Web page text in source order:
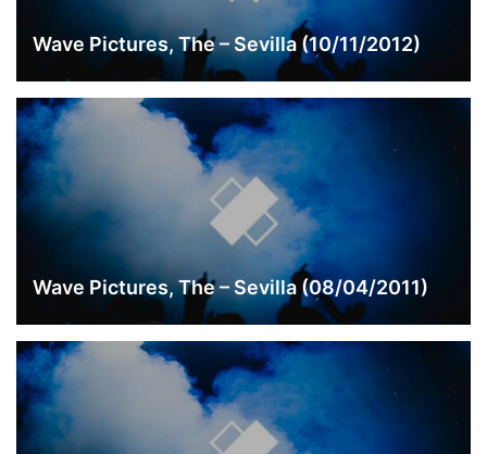
Wave Pictures, The – Sevilla (10/11/2012)
Wave Pictures, The – Sevilla (08/04/2011)